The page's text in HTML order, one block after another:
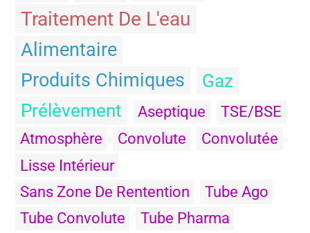
Traitement De L'eau
Alimentaire
Produits Chimiques
Gaz
Prélèvement
Aseptique
TSE/BSE
Atmosphère
Convolute
Convolutée
Lisse Intérieur
Sans Zone De Rentention
Tube Ago
Tube Convolute
Tube Pharma